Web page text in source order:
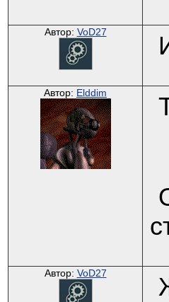
Автор: VoD27
Автор: Elddim
Автор: VoD27